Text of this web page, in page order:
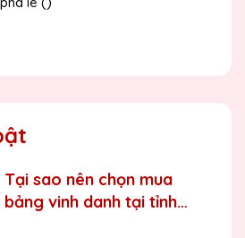
Tại sao nên chọn mua
bảng vinh danh tại tỉnh